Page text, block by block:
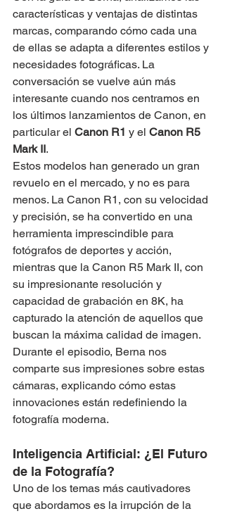
características y ventajas de distintas
marcas, comparando cómo cada una
de ellas se adapta a diferentes estilos y
necesidades fotográficas. La
conversación se vuelve aún más
interesante cuando nos centramos en
los últimos lanzamientos de Canon, en
particular el Canon R1 y el Canon R5
Mark II.
Estos modelos han generado un gran
revuelo en el mercado, y no es para
menos. La Canon R1, con su velocidad
y precisión, se ha convertido en una
herramienta imprescindible para
fotógrafos de deportes y acción,
mientras que la Canon R5 Mark II, con
su impresionante resolución y
capacidad de grabación en 8K, ha
capturado la atención de aquellos que
buscan la máxima calidad de imagen.
Durante el episodio, Berna nos
comparte sus impresiones sobre estas
cámaras, explicando cómo estas
innovaciones están redefiniendo la
fotografía moderna.
Inteligencia Artificial: ¿El Futuro
de la Fotografía?
Uno de los temas más cautivadores
que abordamos es la irrupción de la